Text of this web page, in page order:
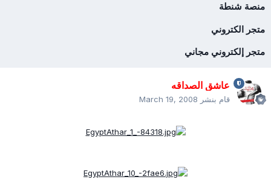
منصة شنطة
متجر الكتروني
متجر إلكتروني مجاني
عاشق الصداقه
قام بنشر March 19, 2008